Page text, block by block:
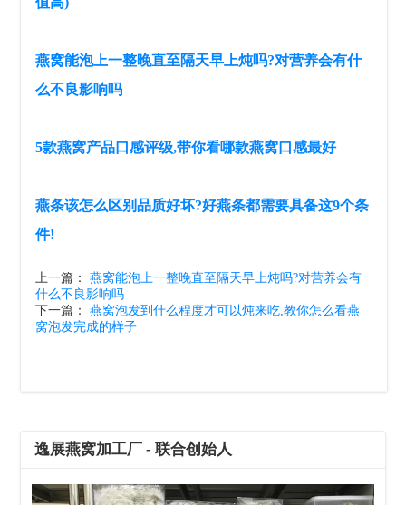
燕窝能泡上一整晚直至隔天早上炖吗?对营养会有什
么不良影响吗
5款燕窝产品口感评级,带你看哪款燕窝口感最好
燕条该怎么区别品质好坏?好燕条都需要具备这9个条
件!
上一篇：燕窝能泡上一整晚直至隔天早上炖吗?对营养会有
什么不良影响吗
下一篇：燕窝泡发到什么程度才可以炖来吃,教你怎么看燕
窝泡发完成的样子
逸展燕窝加工厂 - 联合创始人